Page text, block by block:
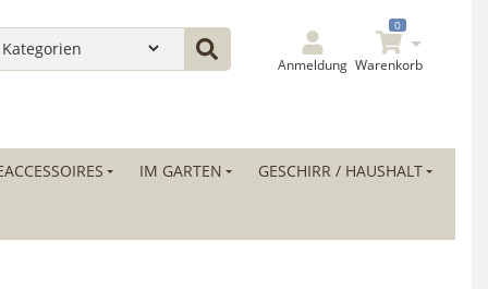
Anmeldung
0
Warenkorb
IM GARTEN GESCHIRR / HAUSHALT